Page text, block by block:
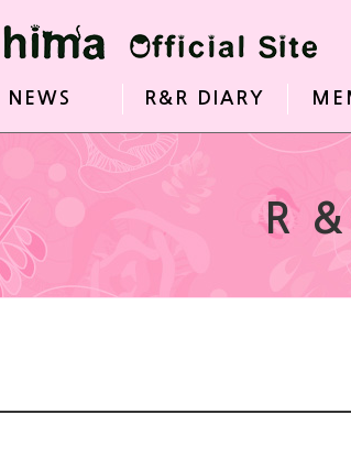
NEWS R&R DIARY